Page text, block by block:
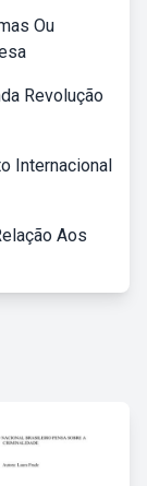
Ou
Revolução
Internacional
Aos